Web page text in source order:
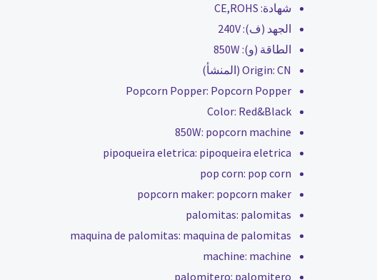
شهادة: CE,ROHS
الجهد (ف):240V
الطاقة (و): 850W
Origin: CN (المنشأ)
Popcorn Popper: Popcorn Popper
Color: Red&Black
850W: popcorn machine
pipoqueira eletrica: pipoqueira eletrica
pop corn: pop corn
popcorn maker: popcorn maker
palomitas: palomitas
maquina de palomitas: maquina de palomitas
machine: machine
palomitero: palomitero